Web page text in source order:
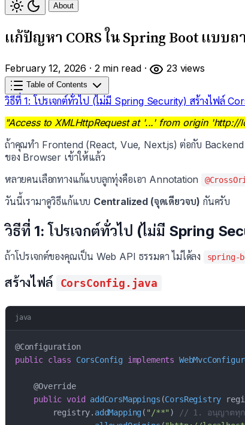
About
แก้ปัญหา CORS ใน Spring Boot แบบถ
February 12, 2026 · 2 min read · 23 views
Table of Contents
วิธีที่ 1: โปรเจกต์ทั่วไป (ไม่มี Spring Security) สร้างไฟล์
"Access to XMLHttpRequest at '...' from origin
ถ้าคุณทำ Frontend (React, Vue, Next.js) ต่อกับ
ของ Browser เข้าให้แล้ว
หลายคนเลือกทางแก้แบบลูกทุ่งคือเอา Annotation
วันนี้เรามาดูวิธีแก้แบบ Centralized (จุดเดียวจบ) กันครับ
วิธีที่ 1: โปรเจกต์ทั่วไป (ไม่มี Spring
ถ้าโปรเจกต์ของคุณเป็น Web API ธรรมดา ไม่ได้ลง spring-
สร้างไฟล์ CorsConfig.java
java
@Configuration
public class CorsConfig implements
@Override
public void addCorsMappings (CorsRegistry
        registry
. addMapping ( "/**" )
// 1. อนุญาตทุก